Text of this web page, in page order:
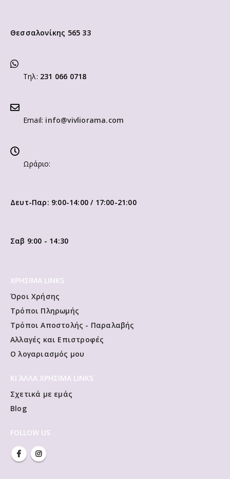
Θεσσαλονίκης 565 33
Τηλ: 231 066 0718
Email: info@vivliorama.com
Ωράριο:
Δευτ-Παρ: 9:00-14:00 / 17:00-21:00
Σαβ 9:00 - 14:30
ΧΡΗΣΙΜΑ LINKS
Όροι Χρήσης
Τρόποι Πληρωμής
Τρόποι Αποστολής - Παραλαβής
Αλλαγές και Επιστροφές
Ο λογαριασμός μου
ΚΙ ΆΛΛΑ ΧΡΗΣΙΜΑ LINKS
Σχετικά με εμάς
Blog
FOLLOW US